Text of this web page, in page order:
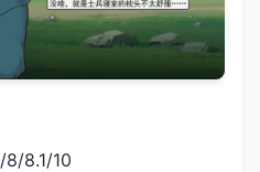
8.1/10